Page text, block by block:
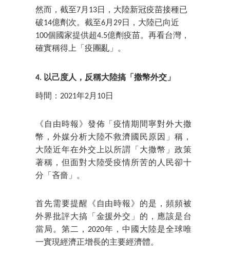
然而，截至7月13日，大陸新冠疫苗接種已
破14億劑次。截至6月29日，大陸已向近
100個國家提供超4.5億劑疫苗。再看台灣，
確實稱得上「疫團亂」。
4. 以己度人，反稱大陸搞「撒幣外交」
時間：2021年2月10日
《自由時報》發佈「疫情期間寧對外大撒
幣，外媒分析大陸不救濟國民原因」稱，
大陸近年在外交上以所謂「大撒幣」政策
著稱，但面對大陸受疫情所苦的人民卻十
分「吝嗇」。
首先需要提醒《自由時報》的是，頻頻被
外界批評大搞「金援外交」的，應該是台
當局。第二，2020年，中國大陸是全球唯
一實現經濟正增長的主要經濟體。